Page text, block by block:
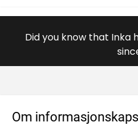
Did you know that Inka
OM OSS
Om